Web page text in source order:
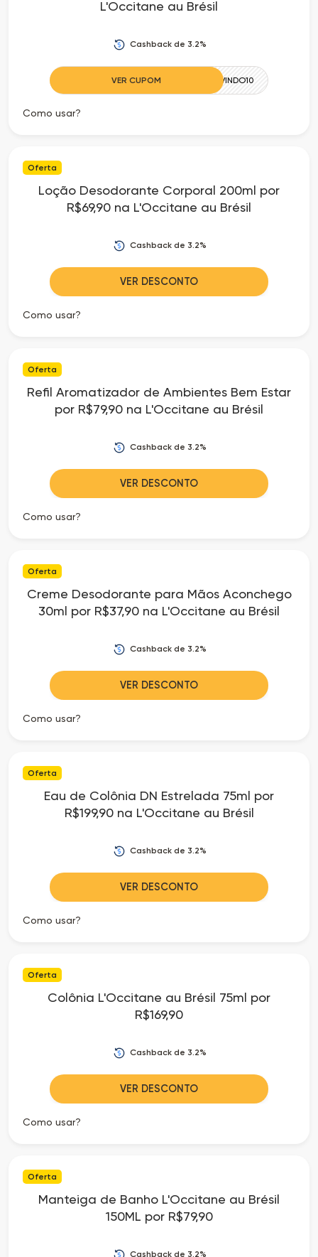
L'Occitane au Brésil
Cashback de 3.2%
VER CUPOM BEMVINDO10
Como usar?
Oferta
Loção Desodorante Corporal 200ml por
R$69,90 na L'Occitane au Brésil
Cashback de 3.2%
VER DESCONTO
Como usar?
Oferta
Refil Aromatizador de Ambientes Bem Estar
por R$79,90 na L'Occitane au Brésil
Cashback de 3.2%
VER DESCONTO
Como usar?
Oferta
Creme Desodorante para Mãos Aconchego
30ml por R$37,90 na L'Occitane au Brésil
Cashback de 3.2%
VER DESCONTO
Como usar?
Oferta
Eau de Colônia DN Estrelada 75ml por
R$199,90 na L'Occitane au Brésil
Cashback de 3.2%
VER DESCONTO
Como usar?
Oferta
Colônia L'Occitane au Brésil 75ml por
R$169,90
Cashback de 3.2%
VER DESCONTO
Como usar?
Oferta
Manteiga de Banho L'Occitane au Brésil
150ML por R$79,90
Cashback de 3.2%